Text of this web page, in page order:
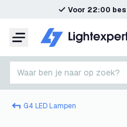
Voor 22:00
Menu
Waar ben je naar op zoek?
G4 LED Lampen